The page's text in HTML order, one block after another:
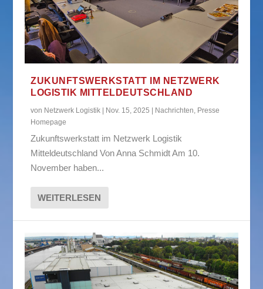
ZUKUNFTSWERKSTATT IM NETZWERK
LOGISTIK MITTELDEUTSCHLAND
von Netzwerk Logistik Nov. 15, 2025 Nachrichten, Presse
Homepage
Zukunftswerkstatt im Netzwerk Logistik
Mitteldeutschland Von Anna Schmidt Am 10.
November haben...
WEITERLESEN